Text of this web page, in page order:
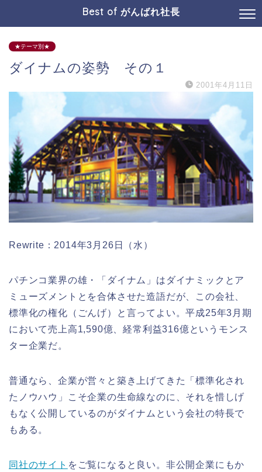
Best of がんばれ社長
★テーマ別★
ダイナムの姿勢 その１
2001年4月11日
Rewrite：2014年3月26日（水）
パチンコ業界の雄・「ダイナム」はダイナミックとア
ミューズメントとを合体させた造語だが、この会社、
標準化の権化（ごんげ）と言ってよい。平成25年3月期
において売上高1,590億、経常利益316億というモンス
ター企業だ。
普通なら、企業が営々と築き上げてきた「標準化され
たノウハウ」こそ企業の生命線なのに、それを惜しげ
もなく公開しているのがダイナムという会社の特長で
もある。
同社のサイト をご覧になると良い。非公開企業にもか